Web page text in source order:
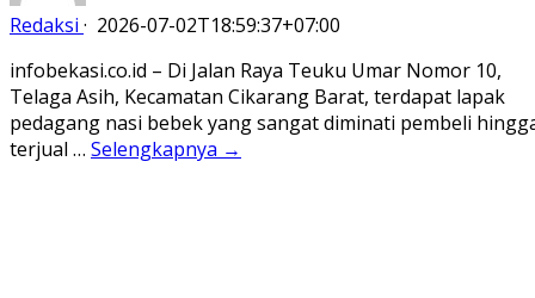
Redaksi · 2026-07-02T18:59:37+07:00
infobekasi.co.id – Di Jalan Raya Teuku Umar Nomor 10,
Telaga Asih, Kecamatan Cikarang Barat, terdapat lapak
pedagang nasi bebek yang sangat diminati pembeli
terjual … Selengkapnya →